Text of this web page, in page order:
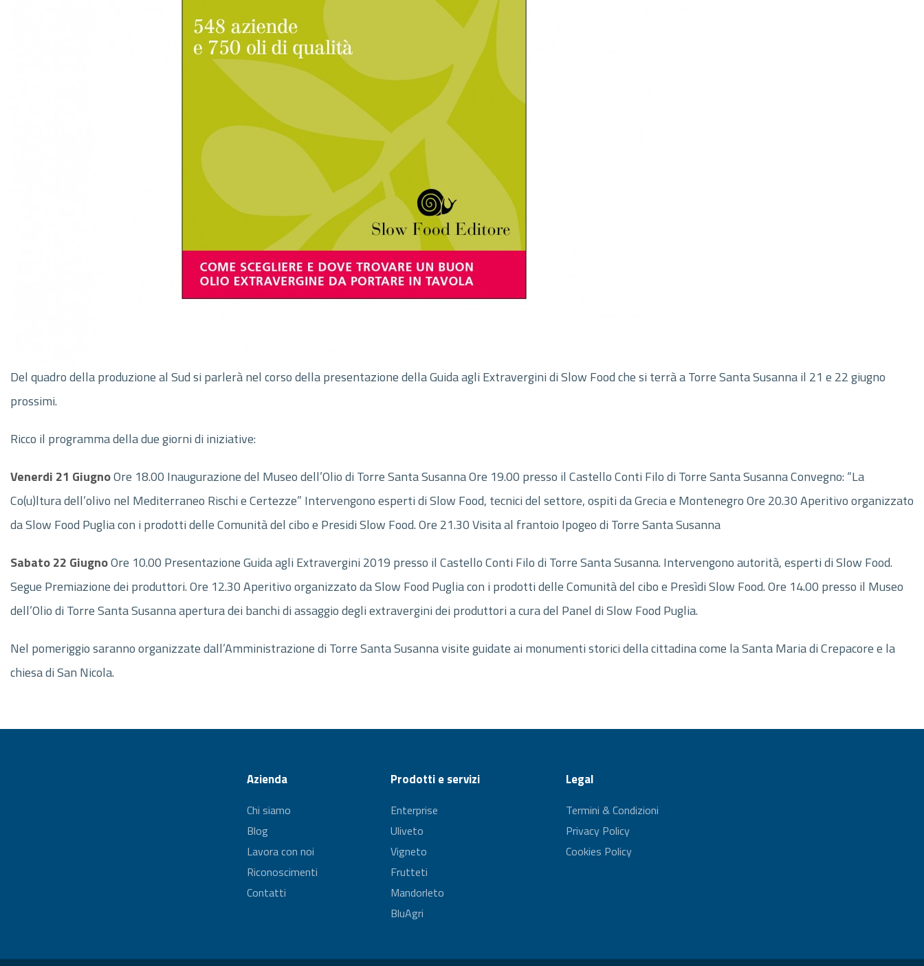
Del quadro della produzione al Sud si parlerà nel corso della presentazione della Guida agli Extravergini di Slow Food che si terrà a Torre Santa Susanna il 21 e 22 giugno
prossimi.
Ricco il programma della due giorni di iniziative:
Venerdi 21 GiugnoOre 18.00 Inaugurazione del Museo dell’Olio di Torre Santa Susanna Ore 19.00 presso il Castello Conti Filo di Torre Santa Susanna Convegno: “La
Co(u)ltura dell’olivo nel Mediterraneo Rischi e Certezze” Intervengono esperti di Slow Food, tecnici del settore, ospiti da Grecia e Montenegro Ore 20.30 Aperitivo organizzato
da Slow Food Puglia con i prodotti delle Comunità del cibo e Presidi Slow Food. Ore 21.30 Visita al frantoio Ipogeo di Torre Santa Susanna
Sabato 22 GiugnoOre 10.00 Presentazione Guida agli Extravergini 2019 presso il Castello Conti Filo di Torre Santa Susanna. Intervengono autorità, esperti di Slow Food.
Segue Premiazione dei produttori. Ore 12.30 Aperitivo organizzato da Slow Food Puglia con i prodotti delle Comunità del cibo e Presìdi Slow Food. Ore 14.00 presso il Museo
dell’Olio di Torre Santa Susanna apertura dei banchi di assaggio degli extravergini dei produttori a cura del Panel di Slow Food Puglia.
Nel pomeriggio saranno organizzate dall’Amministrazione di Torre Santa Susanna visite guidate ai monumenti storici della cittadina come la Santa Maria di Crepacore e la
chiesa di San Nicola.
Azienda
Chi siamo
Blog
Lavora con noi
Riconoscimenti
Contatti
Prodotti e servizi
Enterprise
Uliveto
Vigneto
Frutteti
Mandorleto
BluAgri
Legal
Termini & Condizioni
Privacy Policy
Cookies Policy